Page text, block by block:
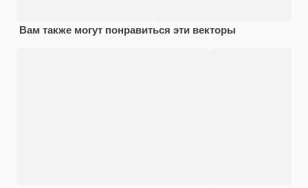
Вам также могут понравиться эти векторы